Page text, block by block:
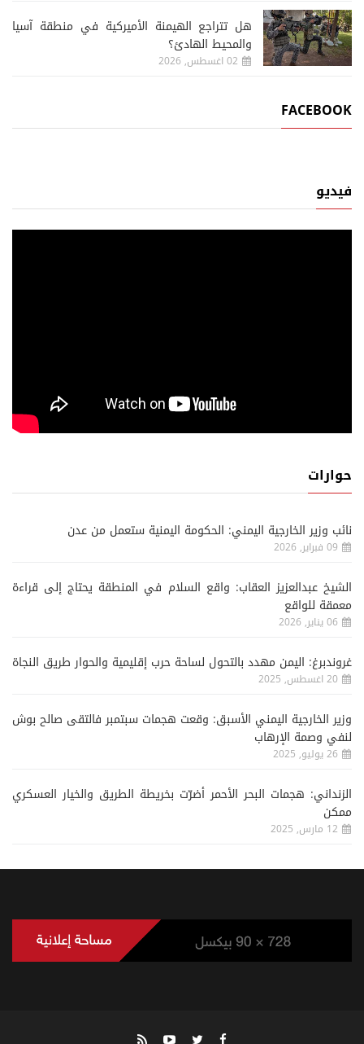
هل تتراجع الهيمنة الأميركية في منطقة آسيا
والمحيط الهادئ؟
02 اغسطس, 2026
FACEBOOK
فيديو
حوارات
نائب وزير الخارجية اليمني: الحكومة اليمنية ستعمل من عدن
09 فبراير, 2026
الشيخ عبدالعزيز العقاب: واقع السلام في المنطقة يحتاج إلى قراءة
معمقة للواقع
06 يناير, 2026
غروندبرغ: اليمن مهدد بالتحول لساحة حرب إقليمية والحوار طريق النجاة
20 اغسطس, 2025
وزير الخارجية اليمني الأسبق: وقعت هجمات سبتمبر فالتقى صالح بوش
لنفي وصمة الإرهاب
26 يوليو, 2025
الزنداني: هجمات البحر الأحمر أضرّت بخريطة الطريق والخيار العسكري
ممكن
12 مارس, 2025